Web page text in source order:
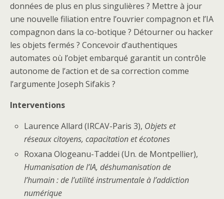
données de plus en plus singulières ? Mettre à jour
une nouvelle filiation entre l’ouvrier compagnon et l’IA
compagnon dans la co-botique ? Détourner ou hacker
les objets fermés ? Concevoir d’authentiques
automates où l’objet embarqué garantit un contrôle
autonome de l’action et de sa correction comme
l’argumente Joseph Sifakis ?
Interventions
Laurence Allard (IRCAV-Paris 3), Objets et
réseaux citoyens, capacitation et écotones
Roxana Ologeanu-Taddei (Un. de Montpellier),
Humanisation de l’IA, déshumanisation de
l’humain : de l’utilité instrumentale à l’addiction
numérique